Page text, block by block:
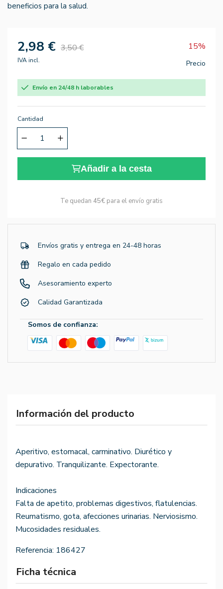
beneficios para la salud.
2,98 € 3,50 € 15%
IVA incl. Precio
Envío en 24/48 h laborables
Cantidad
Añadir a la cesta
Te quedan 45€ para el envío gratis
Envíos gratis y entrega en 24-48 horas
Regalo en cada pedido
Asesoramiento experto
Calidad Garantizada
Somos de confianza:
Información del producto
Aperitivo, estomacal, carminativo. Diurético y
depurativo. Tranquilizante. Expectorante.
Indicaciones
Falta de apetito, problemas digestivos, flatulencias.
Reumatismo, gota, afecciones urinarias. Nerviosismo.
Mucosidades residuales.
Referencia: 186427
Ficha técnica